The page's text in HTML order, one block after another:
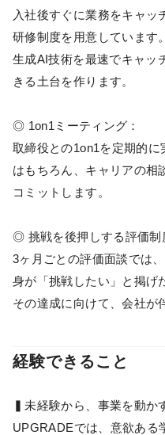
入社後すぐに業務をキャッ
研修制度を用意しています
生成AI技術を最速でキャッ
きる土台を作ります。
◎ 1on1ミーティング：
取締役との1on1を定期的
はもちろん、キャリアの相
コミットします。
◎ 挑戦を後押しする評価制
3ヶ月ごとの評価面談では
身が「挑戦したい」と掲げ
その達成に向けて、会社が
経験できること
▍未経験から、事業を動か
UPGRADEでは、意欲ある